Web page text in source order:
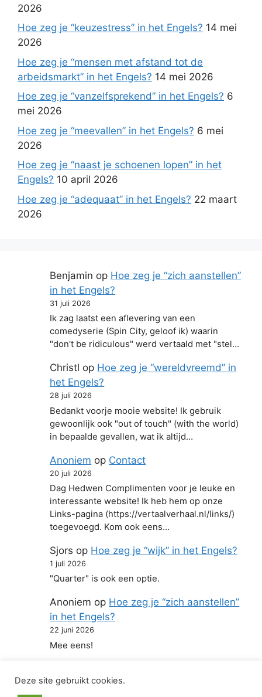
2026
Hoe zeg je “keuzestress” in het Engels? 14 mei
2026
Hoe zeg je “mensen met afstand tot de
arbeidsmarkt” in het Engels? 14 mei 2026
Hoe zeg je “vanzelfsprekend” in het Engels? 6
mei 2026
Hoe zeg je “meevallen” in het Engels? 6 mei
2026
Hoe zeg je “naast je schoenen lopen” in het
Engels? 10 april 2026
Hoe zeg je “adequaat” in het Engels? 22 maart
2026
Benjamin op Hoe zeg je “zich aanstellen”
in het Engels?
31 juli 2026
Ik zag laatst een aflevering van een
comedyserie (Spin City, geloof ik) waarin
"don't be ridiculous" werd vertaald met "stel…
Christl op Hoe zeg je “wereldvreemd” in
het Engels?
28 juli 2026
Bedankt voorje mooie website! Ik gebruik
gewoonlijk ook "out of touch" (with the world)
in bepaalde gevallen, wat ik altijd…
Anoniem op Contact
20 juli 2026
Dag Hedwen Complimenten voor je leuke en
interessante website! Ik heb hem op onze
Links-pagina (https://vertaalverhaal.nl/links/)
toegevoegd. Kom ook eens…
Sjors op Hoe zeg je “wijk” in het Engels?
1 juli 2026
"Quarter" is ook een optie.
Anoniem op Hoe zeg je “zich aanstellen”
in het Engels?
22 juni 2026
Mee eens!
Deze site gebruikt cookies.